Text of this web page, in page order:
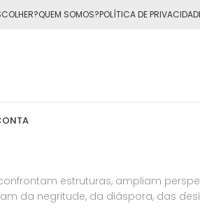
compras acima de R$50,00
QUEM SOMOS?POLÍTICA DE
estruturas, ampliam
da negritude, da diáspora, das